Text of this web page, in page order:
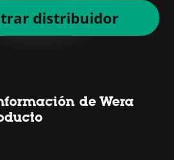
distribuidor
de Wera